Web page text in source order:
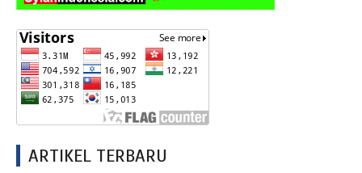
ARTIKEL TERBARU